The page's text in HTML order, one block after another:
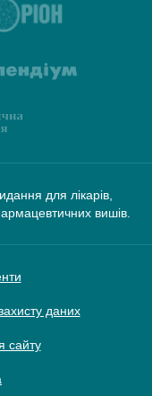
для лікарів,
вишів.
даних
сайту